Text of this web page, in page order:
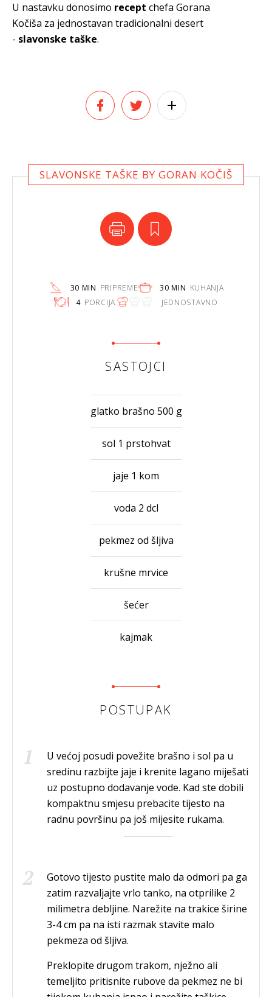
U nastavku donosimo recept chefa Gorana
Kočiša za jednostavan tradicionalni desert
- slavonske taške.
SLAVONSKE TAŠKE BY GORAN KOČIŠ
30 MIN PRIPREME 30 MIN KUHANJA
4 PORCIJA JEDNOSTAVNO
SASTOJCI
glatko brašno 500 g
sol 1 prstohvat
jaje 1 kom
voda 2 dcl
pekmez od šljiva
krušne mrvice
šećer
kajmak
POSTUPAK
U većoj posudi povežite brašno i sol pa u
sredinu razbijte jaje i krenite lagano miješati
uz postupno dodavanje vode. Kad ste dobili
kompaktnu smjesu prebacite tijesto na
radnu površinu pa još mijesite rukama.
Gotovo tijesto pustite malo da odmori pa ga
zatim razvaljajte vrlo tanko, na otprilike 2
milimetra debljine. Narežite na trakice širine
3-4 cm pa na isti razmak stavite malo
pekmeza od šljiva.
Preklopite drugom trakom, nježno ali
temeljito pritisnite rubove da pekmez ne bi